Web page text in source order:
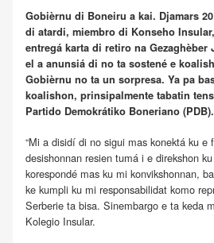
Gobièrnu di Boneiru a kai. Djamars
di atardi, miembro di Konseho
entregá karta di retiro na
el a anunsiá di no ta sostené e
Gobièrnu no ta un sorpresa. Ya pa
koalishon, prinsipalmente tabatin
Partido Demokrátiko Boneriano (PDB).
“Mi a disidí di no sigui mas konektá ku e
desishonnan resien tumá i e direkshon
korespondé mas ku mi konvikshonnan,
ke kumpli ku mi responsabilidat komo
Serberie ta bisa. Sinembargo e ta keda
Kolegio Insular.